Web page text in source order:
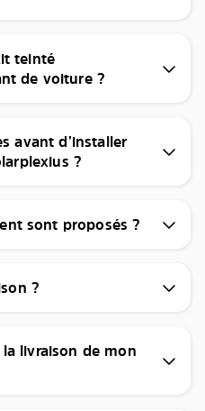
teinté
de voiture ?
avant d’installer
?
sont proposés ?
?
livraison de mon